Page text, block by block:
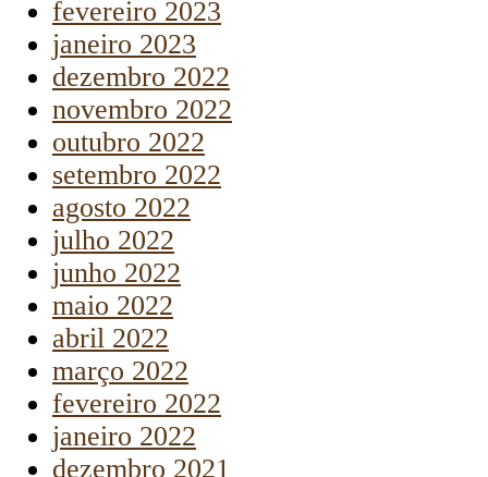
fevereiro 2023
janeiro 2023
dezembro 2022
novembro 2022
outubro 2022
setembro 2022
agosto 2022
julho 2022
junho 2022
maio 2022
abril 2022
março 2022
fevereiro 2022
janeiro 2022
dezembro 2021